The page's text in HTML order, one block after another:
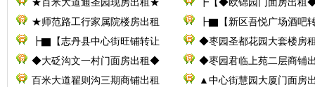
★百米大道通圣园现房出租★
┣【◆欧锦园门面房出租
★师范路工行家属院楼房出租
┣▇【新区吾悦广场酒吧
┣▇【志丹县中心街旺铺转让
◆枣园圣都花园大套楼房
◆大砭沟文一村门面房出租◆
◆枣园君临上苑二层商铺
百米大道翟则沟三期商铺出租
▲中心街慧园大厦门面房